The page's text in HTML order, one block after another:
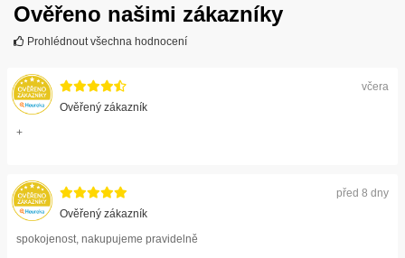
Ověřeno našimi zákazníky
Prohlédnout všechna hodnocení
včera
Ověřený zákazník
+
před 8 dny
Ověřený zákazník
spokojenost, nakupujeme pravidelně